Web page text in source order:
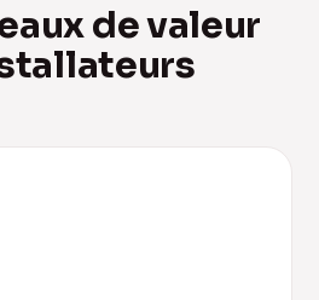
de valeur